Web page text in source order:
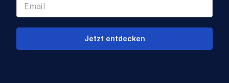
Jetzt entdecken